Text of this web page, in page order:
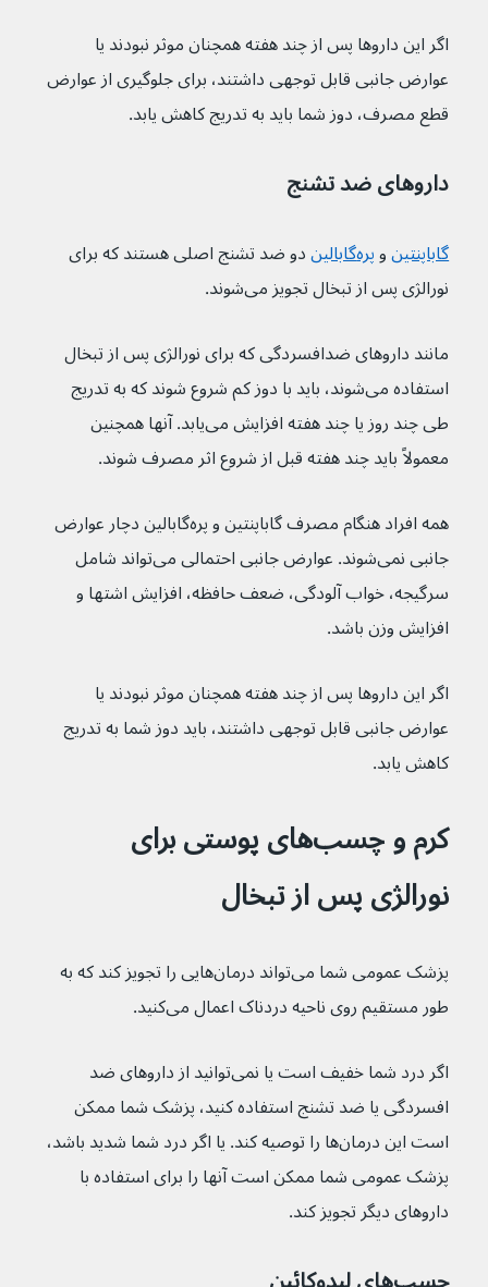
اگر این داروها پس از چند هفته همچنان موثر نبودند یا
عوارض جانبی قابل توجهی داشتند، برای جلوگیری از عوارض
قطع مصرف، دوز شما باید به تدریج کاهش یابد.
داروهای ضد تشنج
گاباپنتینو پره‌گابالین
دو ضد تشنج اصلی هستند که برای
نورالژی پس از تبخال تجویز می‌شوند.
مانند داروهای ضدافسردگی که برای نورالژی پس از تبخال
استفاده می‌شوند، باید با دوز کم شروع شوند که به تدریج
طی چند روز یا چند هفته افزایش می‌یابد. آنها همچنین
معمولاً باید چند هفته قبل از شروع اثر مصرف شوند.
همه افراد هنگام مصرف گاباپنتین و پره‌گابالین دچار عوارض
جانبی نمی‌شوند. عوارض جانبی احتمالی می‌تواند شامل
سرگیجه، خواب آلودگی، ضعف حافظه، افزایش اشتها و
افزایش وزن باشد.
اگر این داروها پس از چند هفته همچنان موثر نبودند یا
عوارض جانبی قابل توجهی داشتند، باید دوز شما به تدریج
کاهش یابد.
کرم و چسب‌های پوستی برای
نورالژی پس از تبخال
پزشک عمومی شما می‌تواند درمان‌هایی را تجویز کند که به
طور مستقیم روی ناحیه دردناک اعمال می‌کنید.
اگر درد شما خفیف است یا نمی‌توانید از داروهای ضد
افسردگی یا ضد تشنج استفاده کنید، پزشک شما ممکن
است این درمان‌ها را توصیه کند. یا اگر درد شما شدید باشد،
پزشک عمومی شما ممکن است آنها را برای استفاده با
داروهای دیگر تجویز کند.